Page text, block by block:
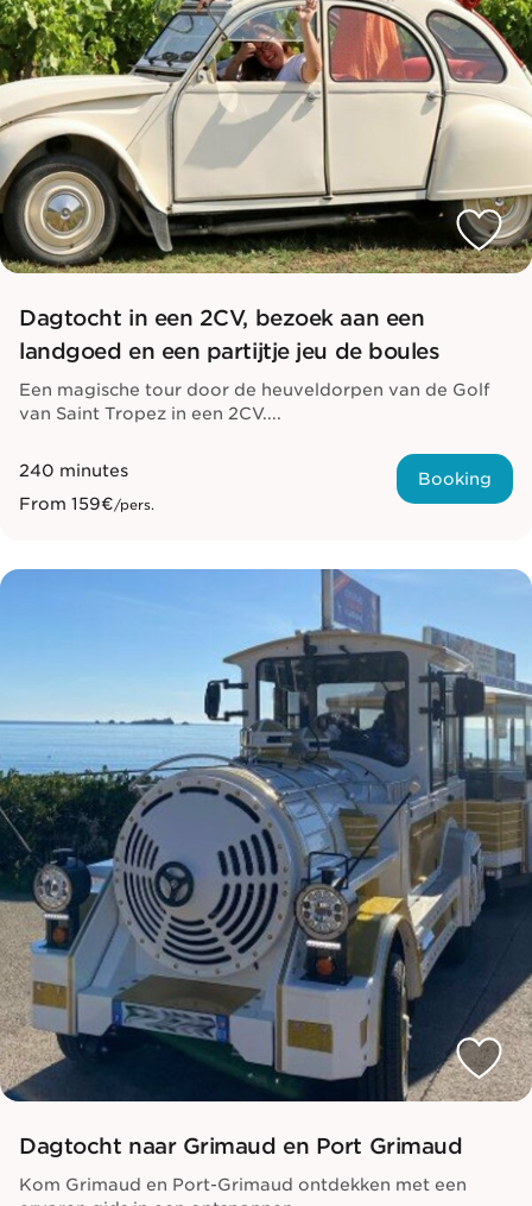
Dagtocht in een 2CV, bezoek aan een
landgoed en een partijtje jeu de boules
Een magische tour door de heuveldorpen van de Golf
van Saint Tropez in een 2CV....
240 minutes
From 159€/pers.
Booking
Dagtocht naar Grimaud en Port Grimaud
Kom Grimaud en Port-Grimaud ontdekken met een